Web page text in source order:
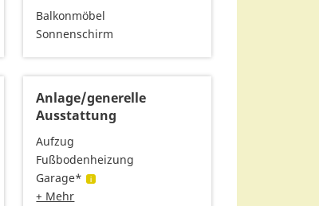
Balkonmöbel
Sonnenschirm
Anlage/generelle
Ausstattung
Aufzug
Fußbodenheizung
Garage*
+ Mehr